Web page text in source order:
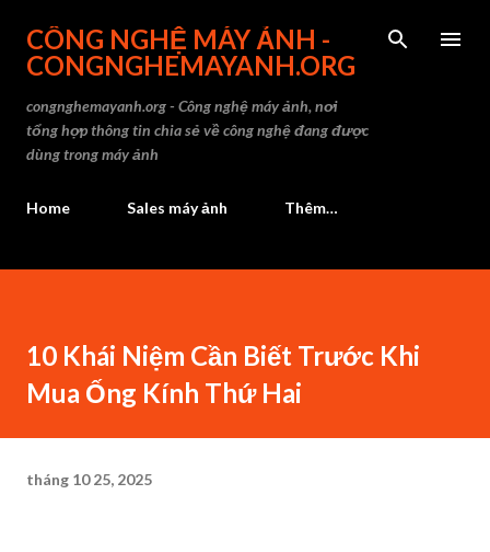
Chuyển đến
CÔNG NGHỆ MÁY ẢNH -
CONGNGHEMAYANH.ORG
congnghemayanh.org - Công nghệ máy ảnh, nơi
tổng hợp thông tin chia sẻ về công nghệ đang được
dùng trong máy ảnh
Home Sales máy ảnh Thêm…
10 Khái Niệm Cần Biết Trước Khi
Mua Ống Kính Thứ Hai
tháng 10 25, 2025